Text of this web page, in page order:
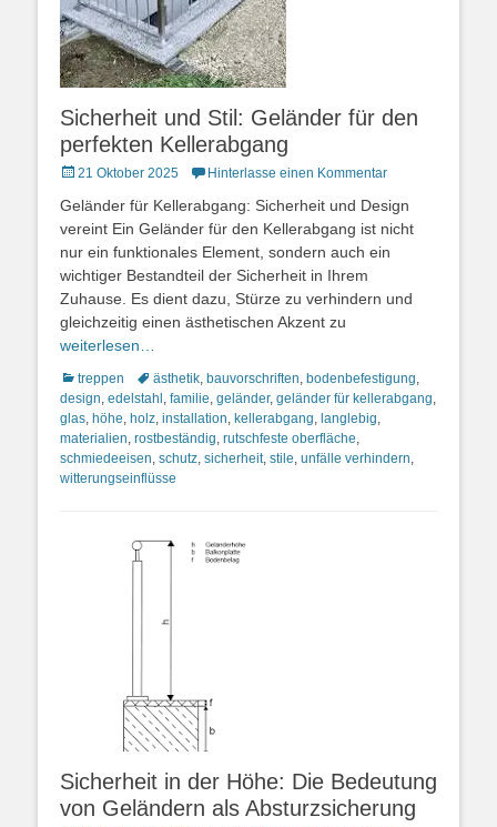
Sicherheit und Stil: Geländer für den
perfekten Kellerabgang
Posted
21 Oktober 2025 Hinterlasse einen Kommentar
Geländer für Kellerabgang: Sicherheit und Design
vereint Ein Geländer für den Kellerabgang ist nicht
nur ein funktionales Element, sondern auch ein
wichtiger Bestandteil der Sicherheit in Ihrem
Zuhause. Es dient dazu, Stürze zu verhindern und
gleichzeitig einen ästhetischen Akzent zu
weiterlesen…
Kategorien
treppen Schlagworte
ästhetik, bauvorschriften, bodenbefestigung,
design, edelstahl , familie, geländer, geländer für kellerabgang,
glas, höhe, holz, installation, kellerabgang, langlebig,
materialien, rostbeständig, rutschfeste oberfläche,
schmiedeeisen, schutz, sicherheit, stile, unfälle verhindern,
witterungseinflüsse
Sicherheit in der Höhe: Die Bedeutung
von Geländern als Absturzsicherung